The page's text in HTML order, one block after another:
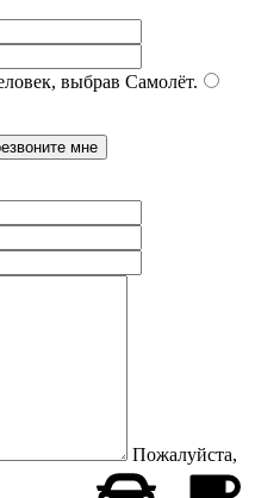
выбрав Самолёт.
Пожалуйста,